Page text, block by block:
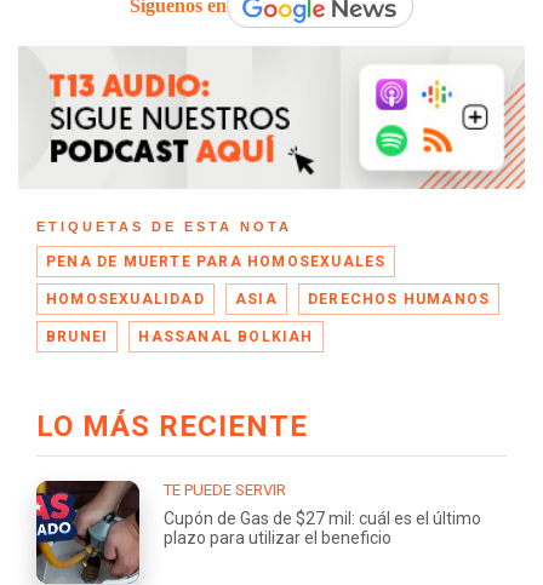
Síguenos en
ETIQUETAS DE ESTA NOTA
PENA DE MUERTE PARA HOMOSEXUALES
HOMOSEXUALIDAD ASIA DERECHOS HUMANOS
BRUNEI HASSANAL BOLKIAH
LO MÁS RECIENTE
TE PUEDE SERVIR
Cupón de Gas de $27 mil: cuál es el último
plazo para utilizar el beneficio